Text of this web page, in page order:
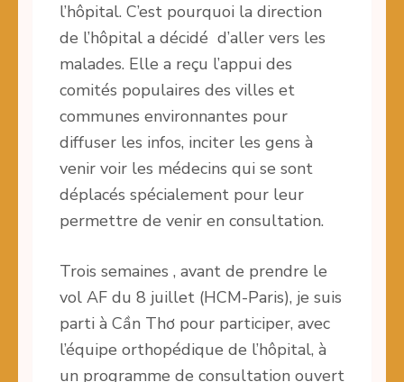
l’hôpital. C’est pourquoi la direction
de l’hôpital a décidé d’aller vers les
malades. Elle a reçu l’appui des
comités populaires des villes et
communes environnantes pour
diffuser les infos, inciter les gens à
venir voir les médecins qui se sont
déplacés spécialement pour leur
permettre de venir en consultation.
Trois semaines , avant de prendre le
vol AF du 8 juillet (HCM-Paris), je suis
parti à Cần Thơ pour participer, avec
l’équipe orthopédique de l’hôpital, à
un programme de consultation ouvert